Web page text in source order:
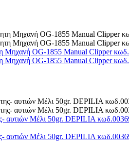
Μηχανή OG-1855 Manual Clipper
Μηχανή OG-1855 Manual Clipper
αυτιών Μέλι 50gr. DEPILIA
αυτιών Μέλι 50gr. DEPILIA